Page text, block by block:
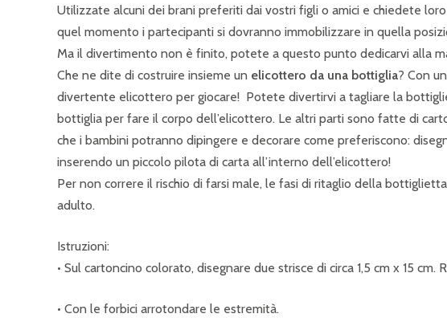
Utilizzate alcuni dei brani preferiti dai vostri figli o amici e chiedete
quel momento i partecipanti si dovranno immobilizzare in quella
Ma il divertimento non è finito, potete a questo punto dedicarvi alla
Che ne dite di costruire insieme un elicottero da una bottiglia? Con
divertente elicottero per giocare! Potete divertirvi a tagliare la
bottiglia per fare il corpo dell’elicottero. Le altri parti sono fatte di
che i bambini potranno dipingere e decorare come preferiscono:
inserendo un piccolo pilota di carta all’interno dell’elicottero!
Per non correre il rischio di farsi male, le fasi di ritaglio della
adulto.
Istruzioni:
• Sul cartoncino colorato, disegnare due strisce di circa 1,5 cm x 15 cm.
• Con le forbici arrotondare le estremità.